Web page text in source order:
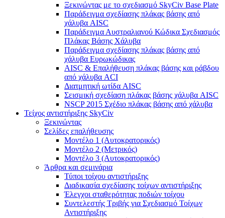
Ξεκινώντας με το σχεδιασμό SkyCiv Base Plate
Παράδειγμα σχεδίασης πλάκας βάσης από
χάλυβα AISC
Παράδειγμα Αυστραλιανού Κώδικα Σχεδιασμός
Πλάκας Βάσης Χάλυβα
Παράδειγμα σχεδίασης πλάκας βάσης από
χάλυβα Ευρωκώδικας
AISC & Επαλήθευση πλάκας βάσης και ράβδου
από χάλυβα ACI
Διατμητική ωτίδα AISC
Σεισμική σχεδίαση πλάκας βάσης χάλυβα AISC
NSCP 2015 Σχέδιο πλάκας βάσης από χάλυβα
Τείχος αντιστήριξης SkyCiv
Ξεκινώντας
Σελίδες επαλήθευσης
Μοντέλο 1 (Αυτοκρατορικός)
Μοντέλο 2 (Μετρικός)
Μοντέλο 3 (Αυτοκρατορικός)
Άρθρα και σεμινάρια
Τύποι τοίχου αντιστήριξης
Διαδικασία σχεδίασης τοίχων αντιστήριξης
Έλεγχοι σταθερότητας ποδιών τοίχου
Συντελεστής Τριβής για Σχεδιασμό Τοίχων
Αντιστήριξης